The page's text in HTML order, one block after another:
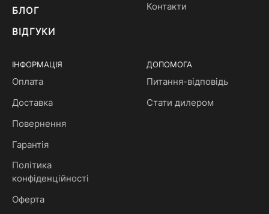
БЛОГ
ВІДГУКИ
Контакти
ІНФОРМАЦІЯ
Оплата
Доставка
Повернення
Гарантія
Політика
конфіденційності
Оферта
ДОПОМОГА
Питання-відповідь
Стати дилером